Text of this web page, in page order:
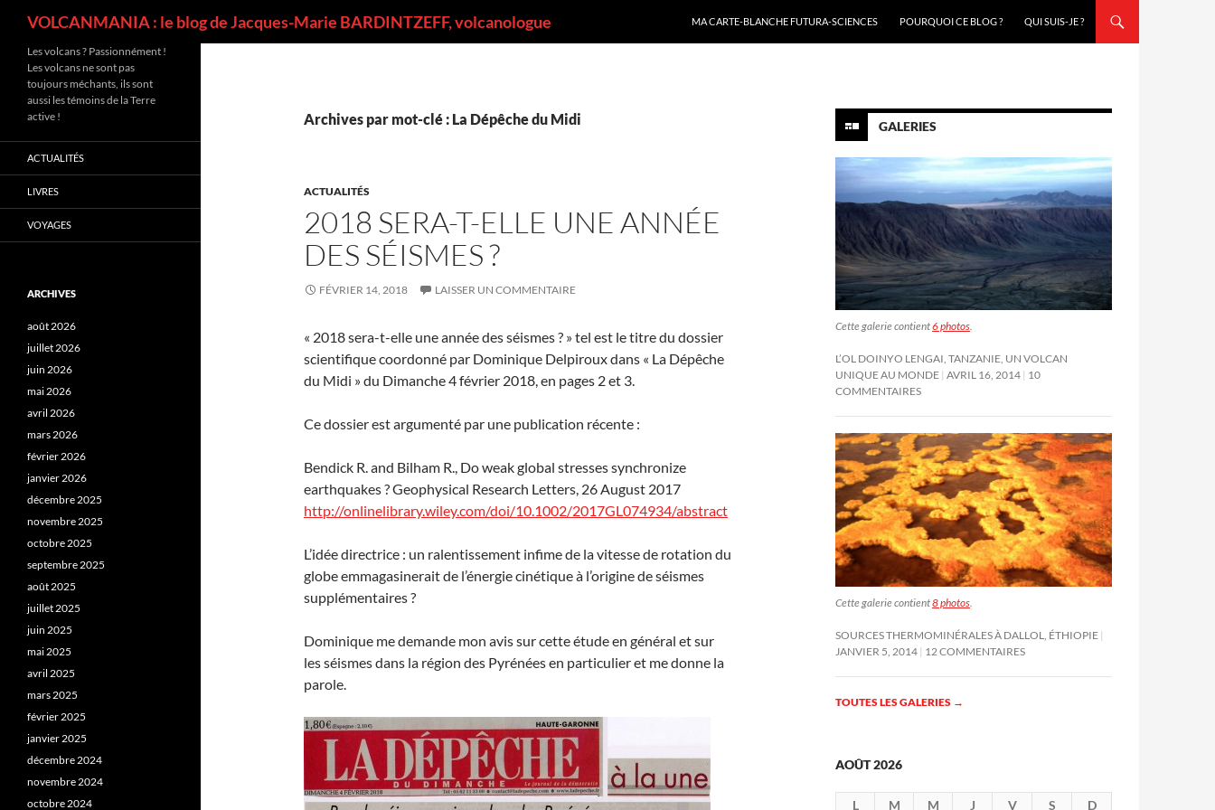
VOLCANMANIA : le blog de Jacques-Marie BARDINTZEFF, volcanologue
MA CARTE-BLANCHE FUTURA-SCIENCES
POURQUOI CE BLOG ? QUI SUIS-JE ?
Archives par mot-clé : La Dépêche du Midi
ACTUALITÉS
2018 SERA-T-ELLE UNE ANNÉE
DES SÉISMES ?
FÉVRIER 14, 2018 LAISSER UN COMMENTAIRE
« 2018 sera-t-elle une année des séismes ? » tel est le titre du dossier
scientifique coordonné par Dominique Delpiroux dans « La Dépêche
du Midi » du Dimanche 4 février 2018, en pages 2 et 3.
Ce dossier est argumenté par une publication récente :
Bendick R. and Bilham R., Do weak global stresses synchronize
earthquakes ? Geophysical Research Letters, 26 August 2017
http://onlinelibrary.wiley.com/doi/10.1002/2017GL074934/abstract
L’idée directrice : un ralentissement infime de la vitesse de rotation du
globe emmagasinerait de l’énergie cinétique à l’origine de séismes
supplémentaires ?
Dominique me demande mon avis sur cette étude en général et sur
les séismes dans la région des Pyrénées en particulier et me donne la
parole.
GALERIES
Cette galerie contient6 photos.
L’OL DOINYO LENGAI, TANZANIE, UN VOLCAN
UNIQUE AU MONDE AVRIL 16, 2014 10
COMMENTAIRES
Cette galerie contient8 photos
SOURCES THERMOMINÉRALES À DALLOL, ÉTHIOPIE
JANVIER 5, 2014 12 COMMENTAIRES
TOUTES LES GALERIES →
AOÛT 2026
L M M J V S
D
Les volcans ? Passionnément !
Les volcans ne sont pas
toujours méchants, ils sont
aussi les témoins de la Terre
active !
ACTUALITÉS
LIVRES
VOYAGES
ARCHIVES
août 2026
juillet 2026
juin 2026
mai 2026
avril 2026
mars 2026
février 2026
janvier 2026
décembre 2025
novembre 2025
octobre 2025
septembre 2025
août 2025
juillet 2025
juin 2025
mai 2025
avril 2025
mars 2025
février 2025
janvier 2025
décembre 2024
novembre 2024
octobre 2024